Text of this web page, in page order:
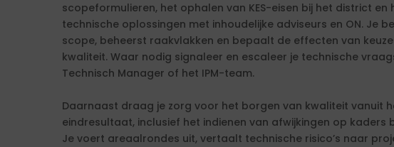
scopeformulieren, het ophalen van KES-eisen bij het district
technische oplossingen met inhoudelijke adviseurs en ON. Je
scope, beheerst raakvlakken en bepaalt de effecten van
kwaliteit. Waar nodig signaleer en escaleer je technische
Technisch Manager of het IPM-team.
Daarnaast draag je zorg voor het borgen van kwaliteit vanuit
eindresultaat, inclusief het indienen van afwijkingen op kaders
Je voert areaalrondes uit, vertaalt technische risico’s naar